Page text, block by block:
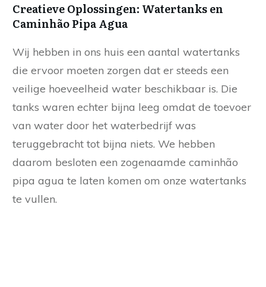
Creatieve Oplossingen: Watertanks en
Caminhão Pipa Agua
Wij hebben in ons huis een aantal watertanks
die ervoor moeten zorgen dat er steeds een
veilige hoeveelheid water beschikbaar is. Die
tanks waren echter bijna leeg omdat de toevoer
van water door het waterbedrijf was
teruggebracht tot bijna niets. We hebben
daarom besloten een zogenaamde caminhão
pipa agua te laten komen om onze watertanks
te vullen.